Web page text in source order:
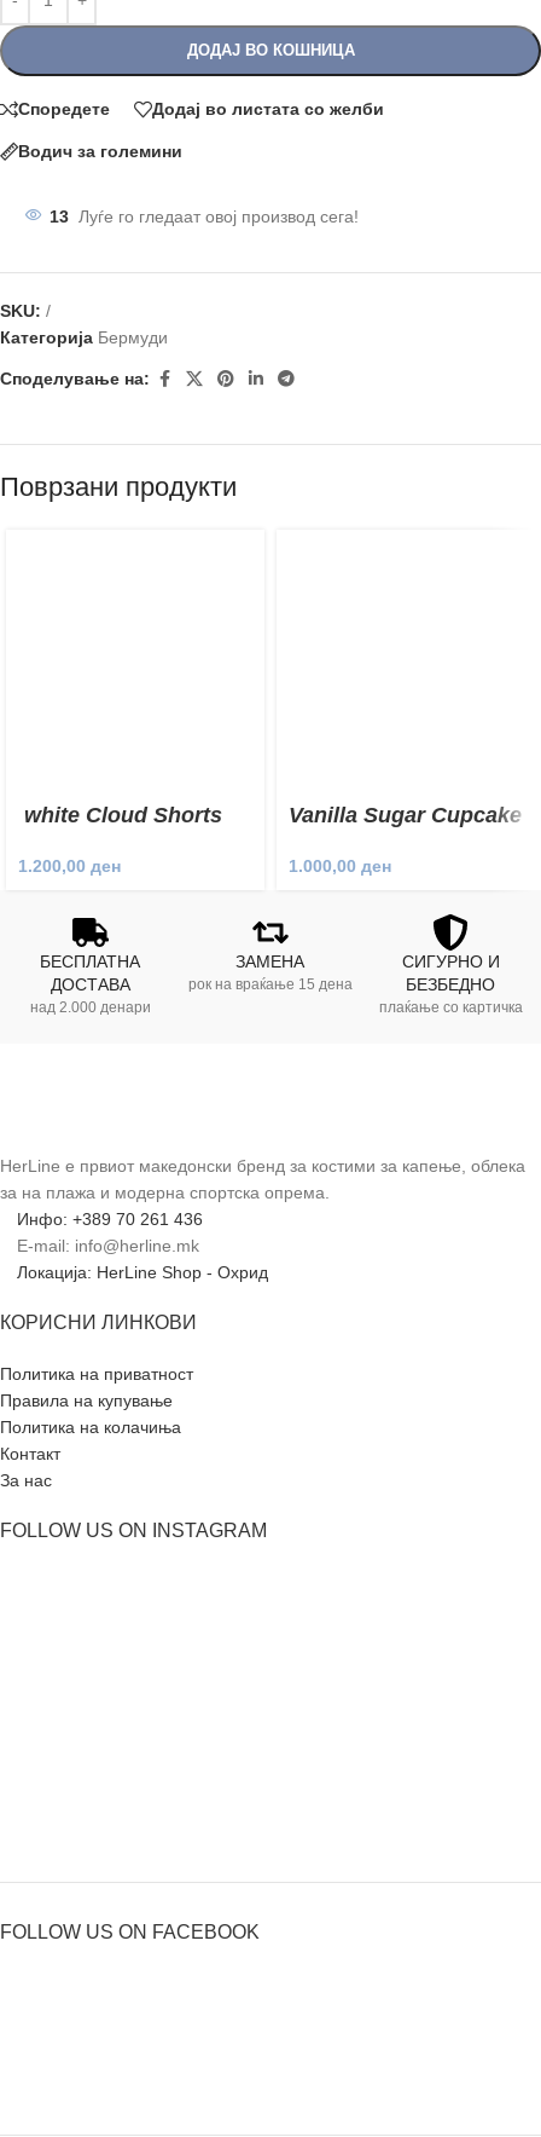
ДОДАЈ ВО КОШНИЦА
Споредете Додај во листата со желби
Водич за големини
13 Луѓе го гледаат овој производ сега!
SKU: /
Категорија Бермуди
Споделување на:
Поврзани продукти
white Cloud Shorts
1.200,00 ден
Vanilla Sugar Cupcake
1.000,00 ден
БЕСПЛАТНА
ДОСТАВА
над 2.000 денари
ЗАМЕНА
рок на враќање 15 дена
СИГУРНО И
БЕЗБЕДНО
плаќање со картичка
HerLine е првиот македонски бренд за костими за капење, облека
за на плажа и модерна спортска опрема.
Инфо: +389 70 261 436
E-mail: info@herline.mk
Локација: HerLine Shop - Охрид
КОРИСНИ ЛИНКОВИ
Политика на приватност
Правила на купување
Политика на колачиња
Контакт
За нас
FOLLOW US ON INSTAGRAM
FOLLOW US ON FACEBOOK